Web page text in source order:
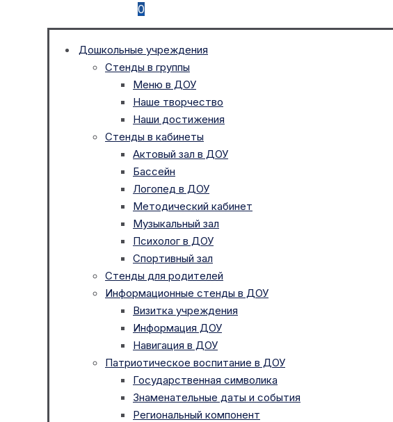
0
Дошкольные учреждения
Стенды в группы
Меню в ДОУ
Наше творчество
Наши достижения
Стенды в кабинеты
Актовый зал в ДОУ
Бассейн
Логопед в ДОУ
Методический кабинет
Музыкальный зал
Психолог в ДОУ
Спортивный зал
Стенды для родителей
Информационные стенды в ДОУ
Визитка учреждения
Информация ДОУ
Навигация в ДОУ
Патриотическое воспитание в ДОУ
Государственная символика
Знаменательные даты и события
Региональный компонент